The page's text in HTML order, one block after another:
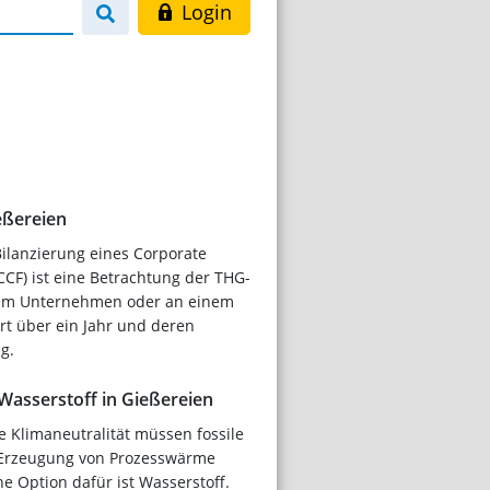
Login
eines Corporate
ist eine Betrachtung der THG-
Unternehmen oder an einem
über ein Jahr und deren
in Gießereien
Klimaneutralität müssen fossile
von Prozesswärme
Option dafür ist Wasserstoff.